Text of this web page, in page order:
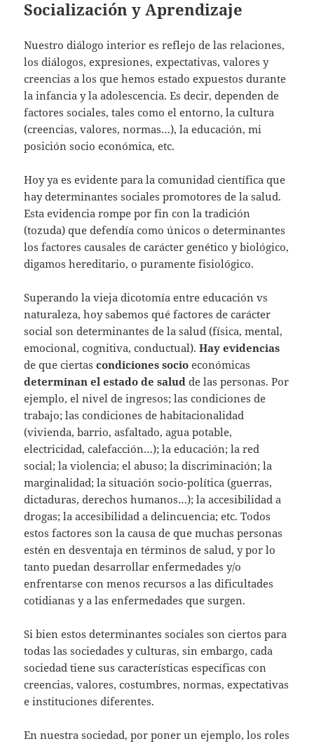
Socialización y Aprendizaje
Nuestro diálogo interior es reflejo de las relaciones,
los diálogos, expresiones, expectativas, valores y
creencias a los que hemos estado expuestos durante
la infancia y la adolescencia. Es decir, dependen de
factores sociales, tales como el entorno, la cultura
(creencias, valores, normas…), la educación, mi
posición socio económica, etc.
Hoy ya es evidente para la comunidad científica que
hay determinantes sociales promotores de la salud.
Esta evidencia rompe por fin con la tradición
(tozuda) que defendía como únicos o determinantes
los factores causales de carácter genético y biológico,
digamos hereditario, o puramente fisiológico.
Superando la vieja dicotomía entre educación vs
naturaleza, hoy sabemos qué factores de carácter
social son determinantes de la salud (física, mental,
emocional, cognitiva, conductual).Hay evidencias
de que ciertascondiciones socio económicas
determinan el estado de salud de las personas. Por
ejemplo, el nivel de ingresos; las condiciones de
trabajo; las condiciones de habitacionalidad
(vivienda, barrio, asfaltado, agua potable,
electricidad, calefacción…); la educación; la red
social; la violencia; el abuso; la discriminación; la
marginalidad; la situación socio-política (guerras,
dictaduras, derechos humanos…); la accesibilidad a
drogas; la accesibilidad a delincuencia; etc. Todos
estos factores son la causa de que muchas personas
estén en desventaja en términos de salud, y por lo
tanto puedan desarrollar enfermedades y/o
enfrentarse con menos recursos a las dificultades
cotidianas y a las enfermedades que surgen.
Si bien estos determinantes sociales son ciertos para
todas las sociedades y culturas, sin embargo, cada
sociedad tiene sus características específicas con
creencias, valores, costumbres, normas, expectativas
e instituciones diferentes.
En nuestra sociedad, por poner un ejemplo, los roles